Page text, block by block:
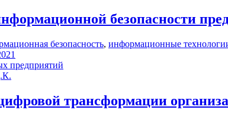
безопасности
безопасность, информационные
предприятий
трансформации